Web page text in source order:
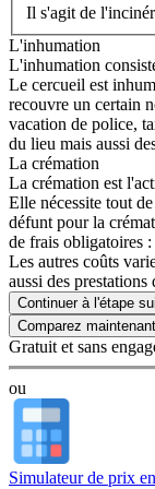
Il s'agit de
L'inhumation
L'inhumation
Le cercueil est
recouvre un certain
vacation de police,
du lieu mais aussi
La crémation
La crémation est
Elle nécessite tout
défunt pour la
de frais obligatoires
Les autres coûts
aussi des
Continuer à l'étape
Gratuit et sans
ou
Simulateur de prix